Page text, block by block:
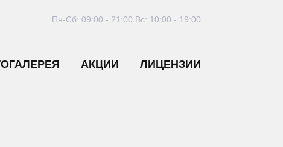
АКЦИИ ЛИЦЕНЗИИ
Пн-Сб: 09:00 - 21:00 Вс: 10:00 - 19:00